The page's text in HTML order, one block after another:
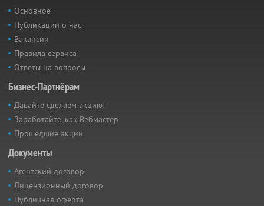
Основное
Публикации о нас
Вакансии
Правила сервиса
Ответы на вопросы
Бизнес-Партнёрам
Давайте сделаем акцию!
Заработайте, как Вебмастер
Прошедшие акции
Документы
Агентский договор
Лицензионный договор
Публичная оферта